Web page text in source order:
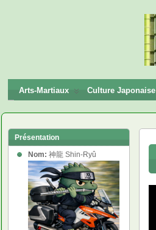
Ryū
Arts-Martiaux Culture Japonaise
Présentation
Nom: 神龍 Shin-Ryû